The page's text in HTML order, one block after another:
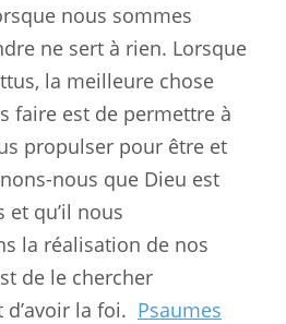
nous sommes
ne sert à rien. Lorsque
la meilleure chose
faire est de permettre à
propulser pour être et
nous que Dieu est
qu’il nous
la réalisation de nos
de le chercher
la foi. Psaumes